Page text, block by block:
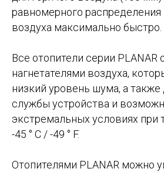
равномерного распределения
воздуха максимально быстро.
Все отопители серии PLANAR
нагнетателями воздуха,
низкий уровень шума, а
службы устройства и
экстремальных условиях при
-45 ° C / -49 ° F.
Отопителями PLANAR можно